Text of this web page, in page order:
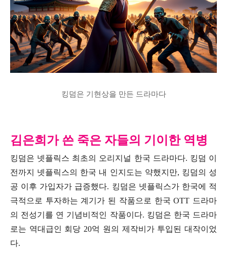
킹덤은 기현상을 만든 드라마다
김은희가 쓴 죽은 자들의 기이한 역병
킹덤은 넷플릭스 최초의 오리지널 한국 드라마다. 킹덤 이
전까지 넷플릭스의 한국 내 인지도는 약했지만, 킹덤의 성
공 이후 가입자가 급증했다. 킹덤은 넷플릭스가 한국에 적
극적으로 투자하는 계기가 된 작품으로 한국 OTT 드라마
의 전성기를 연 기념비적인 작품이다. 킹덤은 한국 드라마
로는 역대급인 회당 20억 원의 제작비가 투입된 대작이었
다.